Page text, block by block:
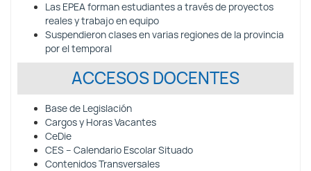
Las EPEA forman estudiantes a través de proyectos
reales y trabajo en equipo
Suspendieron clases en varias regiones de la provincia
por el temporal
ACCESOS DOCENTES
Base de Legislación
Cargos y Horas Vacantes
CeDie
CES – Calendario Escolar Situado
Contenidos Transversales